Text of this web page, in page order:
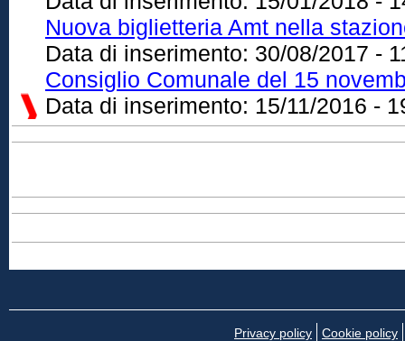
Nuova biglietteria Amt nella
Data di inserimento: 30/08/2017 -
Consiglio Comunale del 15
Data di inserimento: 15/11/2016 -
Privacy policy Cookie policy